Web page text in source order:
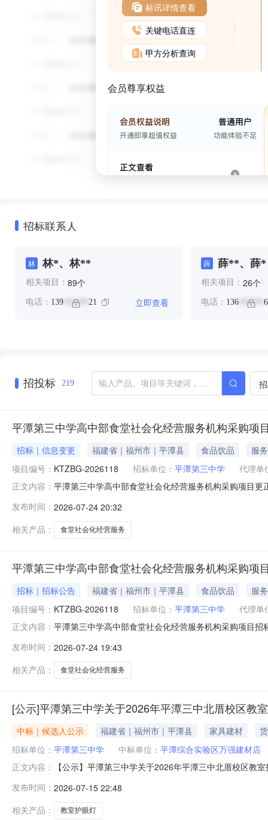
标讯详情查看
关键电话直连
甲方分析查询
会员尊享权益
招标联系人
林 林*、林**
相关项目： 89个
电话： 139 ****** 21 立即查看
薛 薛**、薛*
相关项目： 26个
电话： 136******
招投标 219
平潭第三中学高中部食堂社会化经营服务机构采购项
招标｜信息变更 福建省｜福州市｜平潭县 食品饮品
服务
项目编号： KTZBG-2026118 招标单位： 平潭第三中学
代理单
正文内容： 平潭第三中学高中部食堂社会化经营服务机构采购项目
余内容不变更正日期：2026年07月24日三、凡对本次公
发布时间： 2026-07-24 20:32
相关产品：
食堂社会化经营服务
平潭第三中学高中部食堂社会化经营服务机构采购项
招标｜招标公告 福建省｜福州市｜平潭县 食品饮品
服务
项目编号： KTZBG-2026118 招标单位： 平潭第三中学
代理单
正文内容： 平潭第三中学高中部食堂社会化经营服务机构采购项目
主要技术规格：详见招标项目一览表及第三章招标内容
发布时间： 2026-07-24 19:43
相关产品：
食堂社会化经营服务
[公示]平潭第三中学关于2026年平潭三中北厝校区教
中标｜候选人公示 福建省｜福州市｜平潭县 家具建材
招标单位： 平潭第三中学 中标单位： 平潭综合实验区万强建材店
正文内容：
【公示】平潭第三中学关于2026年平潭三中北厝校区教
第一中选候选人：平潭综合实验区万强建材店报价：
一、公示时间：自本公示发布即
发布时间： 2026-07-15 22:48
相关产品：
教室护眼灯